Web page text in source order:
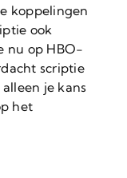
koppelingen
ook
nu op HBO-
scriptie
je kans
het